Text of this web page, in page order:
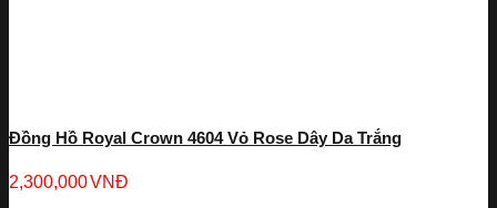
Đồng Hồ Royal Crown 4604 Vỏ Rose Dây Da Trắng
2,300,000VNĐ